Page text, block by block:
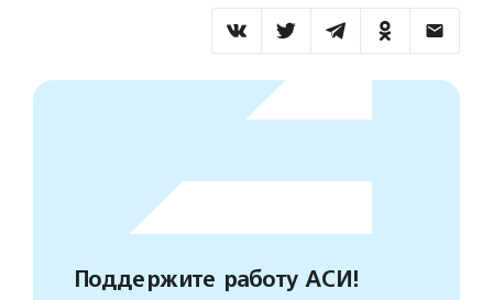
Поддержите работу АСИ!